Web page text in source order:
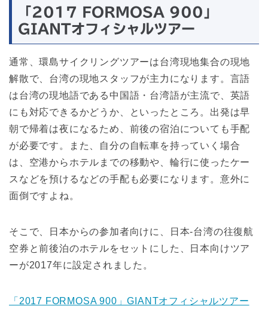
「2017 FORMOSA 900」
GIANTオフィシャルツアー
通常、環島サイクリングツアーは台湾現地集合の現地
解散で、台湾の現地スタッフが主力になります。言語
は台湾の現地語である中国語・台湾語が主流で、英語
にも対応できるかどうか、といったところ。出発は早
朝で帰着は夜になるため、前後の宿泊についても手配
が必要です。また、自分の自転車を持っていく場合
は、空港からホテルまでの移動や、輪行に使ったケー
スなどを預けるなどの手配も必要になります。意外に
面倒ですよね。
そこで、日本からの参加者向けに、日本-台湾の往復航
空券と前後泊のホテルをセットにした、日本向けツア
ーが2017年に設定されました。
「2017 FORMOSA 900」GIANTオフィシャルツアー